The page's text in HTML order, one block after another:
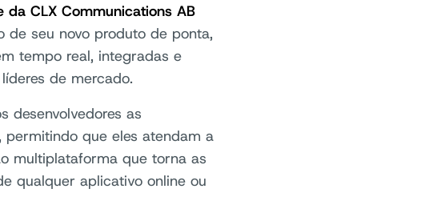
da CLX Communications AB
de seu novo produto de ponta,
tempo real, integradas e
de mercado.
desenvolvedores as
permitindo que eles atendam a
multiplataforma que torna as
qualquer aplicativo online ou